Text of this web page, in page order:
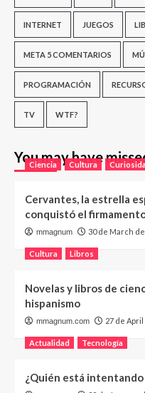
INTERNET JUEGOS
META 5 COMENTARIOS
PROGRAMACIÓN
TV WTF?
You may have
Ciencia Cultura
Cervantes, la estrella
conquistó el
mmagnum 30 de March
Cultura Libros
Novelas y libros de
hispanismo
mmagnum.com 27 de
Actualidad Tecnología
¿Quién está intentando